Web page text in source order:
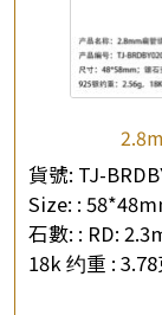
貨號: TJ-
Size: :
石數: : RD:
18k 约重 :